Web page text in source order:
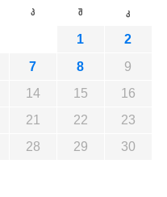
პ შ კ
1
2
7 8
9
14 15
16
21 22
23
28 29
30